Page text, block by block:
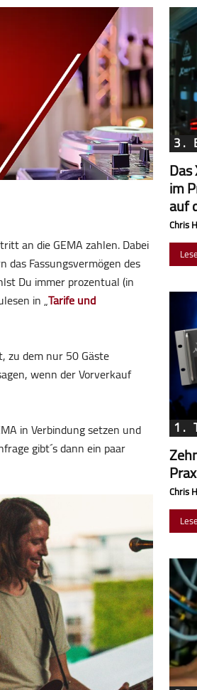
an die GEMA zahlen. Dabei
Fassungsvermögen des
Du immer prozentual (in
in „Tarife und
zu dem nur 50 Gäste
wenn der Vorverkauf
in Verbindung setzen und
gibt´s dann ein paar
3.
im
auf
Chris
1.
Chris